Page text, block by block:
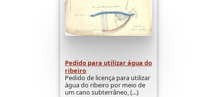
Pedido para utilizar água do
ribeiro
Pedido de licença para utilizar
água do ribeiro por meio de
um cano subterrâneo, (...)